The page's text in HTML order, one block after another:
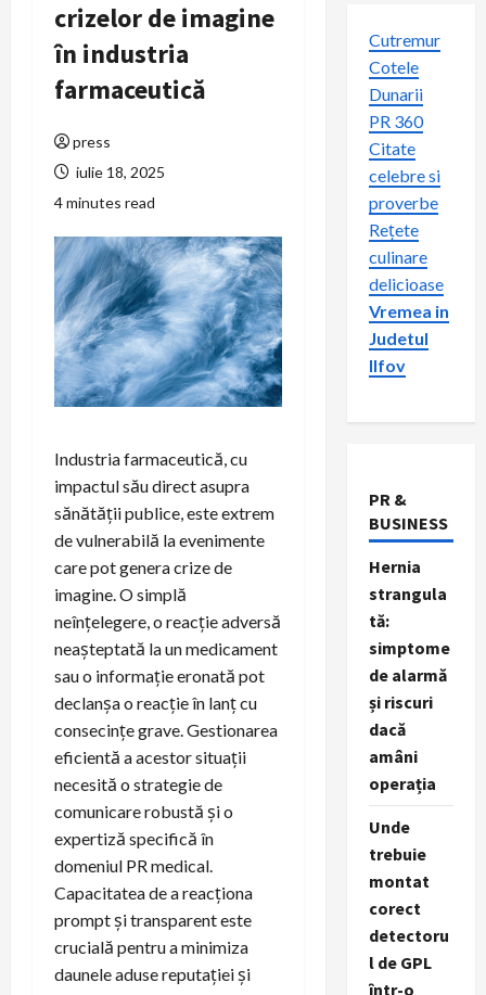
crizelor de imagine
în industria
farmaceutică
press
iulie 18, 2025
4 minutes read
Industria farmaceutică, cu
impactul său direct asupra
sănătății publice, este extrem
de vulnerabilă la evenimente
care pot genera crize de
imagine. O simplă
neînțelegere, o reacție adversă
neașteptată la un medicament
sau o informație eronată pot
declanșa o reacție în lanț cu
consecințe grave. Gestionarea
eficientă a acestor situații
necesită o strategie de
comunicare robustă și o
expertiză specifică în
domeniul PR medical.
Capacitatea de a reacționa
prompt și transparent este
crucială pentru a minimiza
daunele aduse reputației și
Cutremur
Cotele
Dunarii
PR 360
Citate
celebre si
proverbe
Rețete
culinare
delicioase
Vremea in
Judetul
Ilfov
PR &
BUSINESS
Hernia
strangula
tă:
simptome
de alarmă
și riscuri
dacă
amâni
operația
Unde
trebuie
montat
corect
detectoru
l de GPL
într-o